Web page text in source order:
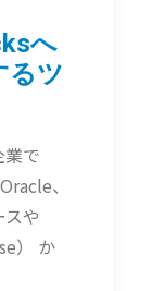
へ
るツ
で
、
や
） か